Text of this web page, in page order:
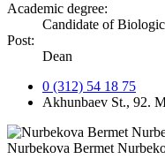
Academic degree:
Candidate of
Post:
Dean
0 (312) 54 18 75
Akhunbaev St., 92.
Nurbekova Bermet